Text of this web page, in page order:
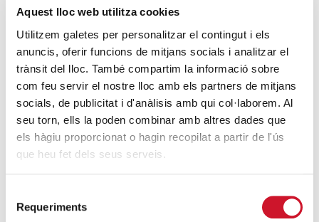
Aquest lloc web utilitza cookies
Utilitzem galetes per personalitzar el contingut i els
anuncis, oferir funcions de mitjans socials i analitzar el
trànsit del lloc. També compartim la informació sobre
com feu servir el nostre lloc amb els partners de mitjans
socials, de publicitat i d'anàlisis amb qui col·laborem. Al
seu torn, ells la poden combinar amb altres dades que
els hàgiu proporcionat o hagin recopilat a partir de l'ús
que heu fet dels seus serveis.
Requeriments
ENTITATS AMB COR· 27/02/2015
Conferència de Salvador
Busquets a la UPF